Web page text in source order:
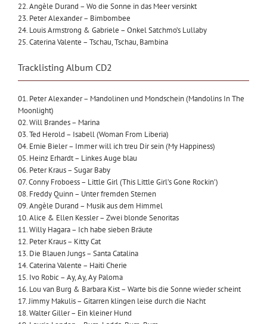
22. Angèle Durand – Wo die Sonne in das Meer versinkt
23. Peter Alexander – Bimbombee
24. Louis Armstrong & Gabriele – Onkel Satchmo’s Lullaby
25. Caterina Valente – Tschau, Tschau, Bambina
Tracklisting Album CD2
01. Peter Alexander – Mandolinen und Mondschein (Mandolins In The
Moonlight)
02. Will Brandes – Marina
03. Ted Herold – Isabell (Woman From Liberia)
04. Ernie Bieler – Immer will ich treu Dir sein (My Happiness)
05. Heinz Erhardt – Linkes Auge blau
06. Peter Kraus – Sugar Baby
07. Conny Froboess – Little Girl (This Little Girl’s Gone Rockin’)
08. Freddy Quinn – Unter fremden Sternen
09. Angèle Durand – Musik aus dem Himmel
10. Alice & Ellen Kessler – Zwei blonde Senoritas
11. Willy Hagara – Ich habe sieben Bräute
12. Peter Kraus – Kitty Cat
13. Die Blauen Jungs – Santa Catalina
14. Caterina Valente – Haiti Cherie
15. Ivo Robic – Ay, Ay, Ay Paloma
16. Lou van Burg & Barbara Kist – Warte bis die Sonne wieder scheint
17. Jimmy Makulis – Gitarren klingen leise durch die Nacht
18. Walter Giller – Ein kleiner Hund